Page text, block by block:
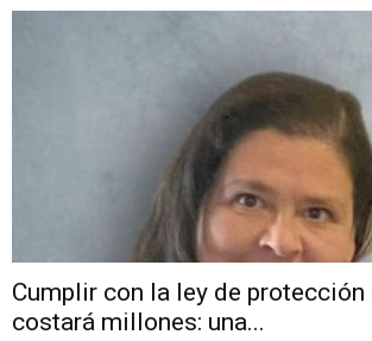
Cumplir con la ley de protección
costará millones: una...